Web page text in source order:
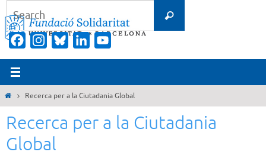
to
content
Search
FacebookInstagramBlueskyLinkedIn
Channel
HomeRecerca per a la Ciutadania Global
Recerca per a la Ciutadania
Global